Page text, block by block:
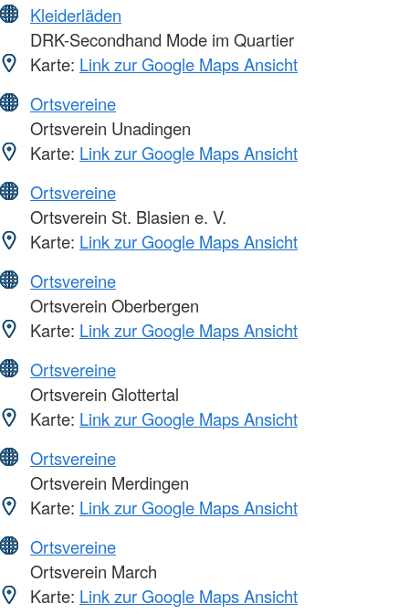
Kleiderläden
DRK-Secondhand Mode im Quartier
Karte: Link zur Google Maps Ansicht
Ortsvereine
Ortsverein Unadingen
Karte: Link zur Google Maps Ansicht
Ortsvereine
Ortsverein St. Blasien e. V.
Karte: Link zur Google Maps Ansicht
Ortsvereine
Ortsverein Oberbergen
Karte: Link zur Google Maps Ansicht
Ortsvereine
Ortsverein Glottertal
Karte: Link zur Google Maps Ansicht
Ortsvereine
Ortsverein Merdingen
Karte: Link zur Google Maps Ansicht
Ortsvereine
Ortsverein March
Karte: Link zur Google Maps Ansicht